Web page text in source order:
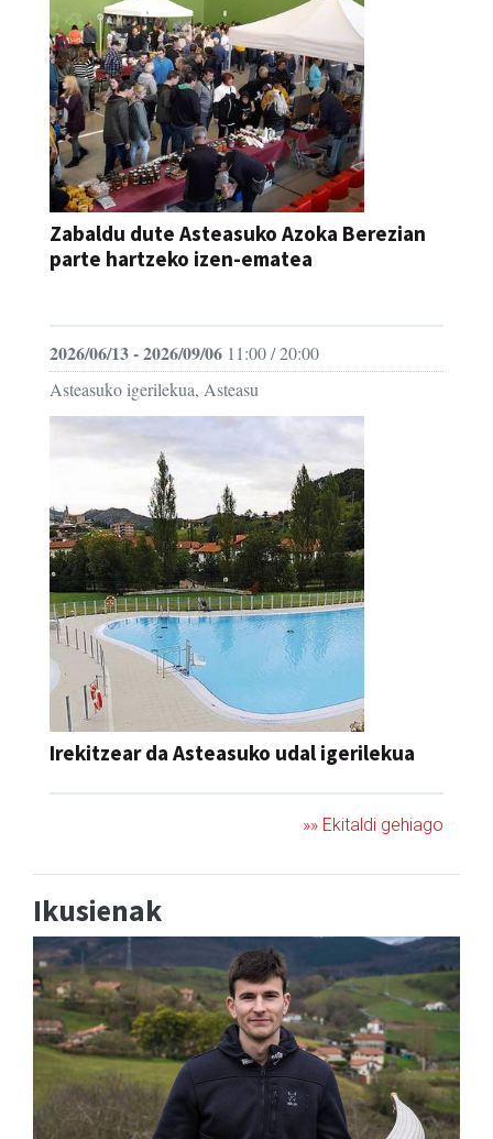
Zabaldu dute Asteasuko Azoka Berezian
parte hartzeko izen-ematea
2026/06/13 - 2026/09/06 11:00 / 20:00
Asteasuko igerilekua, Asteasu
Irekitzear da Asteasuko udal igerilekua
»» Ekitaldi gehiago
Ikusienak